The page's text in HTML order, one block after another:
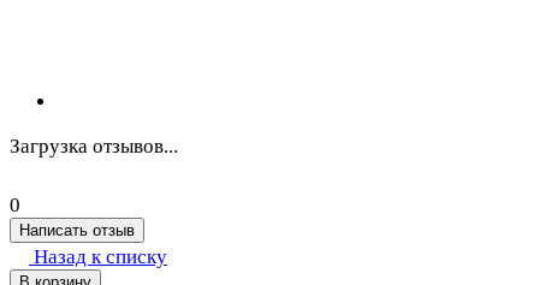
Загрузка отзывов...
0
Написать отзыв
Назад к списку